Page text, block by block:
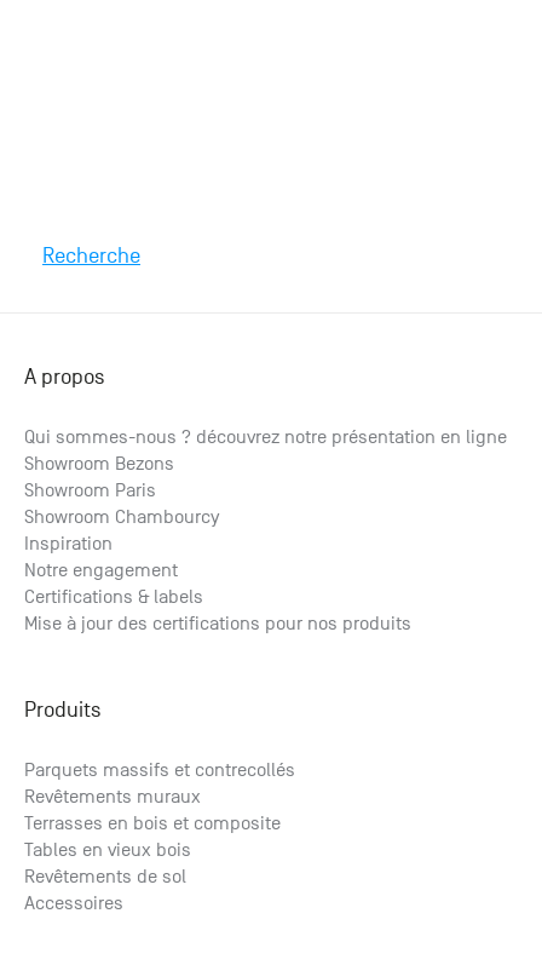
Parquet Gérone
133.82€ HT/m2 160.58€ TTC
Recherche
A propos
Qui sommes-nous ? découvrez notre présentation en ligne
Showroom Bezons
Showroom Paris
Showroom Chambourcy
Inspiration
Notre engagement
Certifications & labels
Mise à jour des certifications pour nos produits
Produits
Parquets massifs et contrecollés
Revêtements muraux
Terrasses en bois et composite
Tables en vieux bois
Revêtements de sol
Accessoires